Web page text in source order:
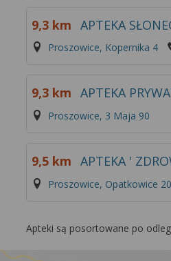
9,3 km APTEKA
Proszowice, Kopernika 4
9,3 km APTEKA
Proszowice, 3 Maja 90
9,5 km APTEKA '
Proszowice, Opatkowice
Apteki są posortowane po